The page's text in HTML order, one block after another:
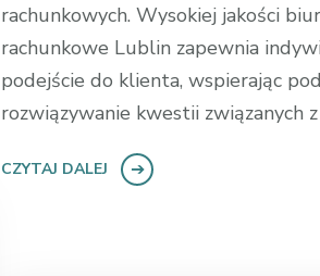
rachunkowych. Wysokiej jakości
rachunkowe Lublin zapewnia
podejście do klienta, wspierając
rozwiązywanie kwestii związanych
CZYTAJ DALEJ